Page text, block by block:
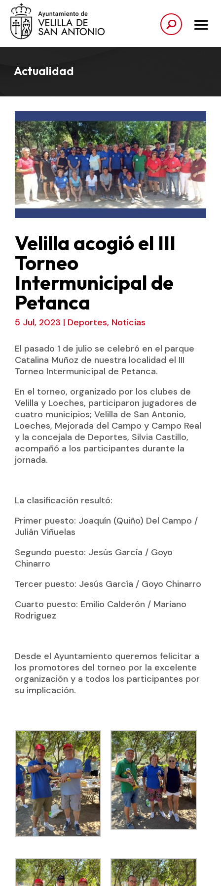
Actualidad
Velilla acogió el III
Torneo
Intermunicipal de
Petanca
5 Jul, 2023 | Deportes, Noticias
El pasado 1 de julio se celebró en el parque
Catalina Muñoz de nuestra localidad el III
Torneo Intermunicipal de Petanca.
En el torneo, organizado por los clubes de
Velilla y Loeches, participaron jugadores de
cuatro municipios; Velilla de San Antonio,
Loeches, Mejorada del Campo y Campo Real
y la concejala de Deportes, Silvia Castillo,
acompañó a los participantes durante la
jornada.
La clasificación resultó:
Primer puesto: Joaquín (Quiño) Del Campo /
Julián Viñuelas
Segundo puesto: Jesús García / Goyo
Chinarro
Tercer puesto: Jesús García / Goyo Chinarro
Cuarto puesto: Emilio Calderón / Mariano
Rodriguez
Desde el Ayuntamiento queremos felicitar a
los promotores del torneo por la excelente
organización y a todos los participantes por
su implicación.